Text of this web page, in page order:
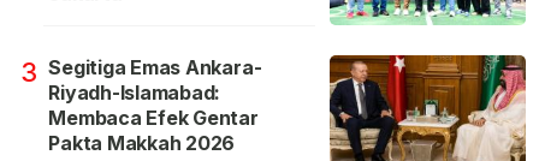
3 Segitiga Emas Ankara-
Riyadh-Islamabad:
Membaca Efek Gentar
Pakta Makkah 2026